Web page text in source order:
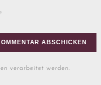
verarbeitet werden.